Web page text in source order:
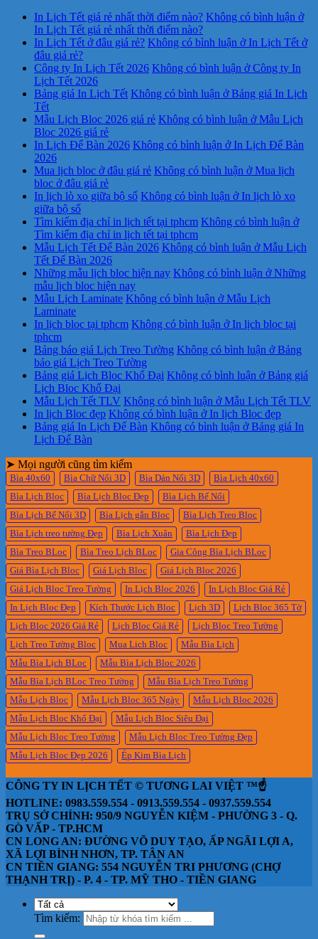
In Lịch Tết giá rẻ nhất thời điểm nào? Không có bình luận ở
In Lịch Tết giá rẻ nhất thời điểm nào?
In Lịch Tết ở đâu giá rẻ? Không có bình luận ở In Lịch Tết ở
đâu giá rẻ?
Công ty In Lịch Tết 2026 Không có bình luận ở Công ty In
Lịch Tết 2026
Bảng giá In Lịch Tết Không có bình luận ở Bảng giá In Lịch
Tết
Mẫu Lịch Bloc 2026 giá rẻ Không có bình luận ở Mẫu Lịch
Bloc 2026 giá rẻ
In Lịch Để Bàn 2026 Không có bình luận ở In Lịch Để Bàn
2026
Mua lịch bloc ở đâu giá rẻ Không có bình luận ở Mua lịch
bloc ở đâu giá rẻ
In lịch lò xo giữa bộ số Không có bình luận ở In lịch lò xo
giữa bộ số
Tìm kiếm địa chỉ in lịch tết tại tphcm Không có bình luận ở
Tìm kiếm địa chỉ in lịch tết tại tphcm
Mẫu Lịch Tết Để Bàn 2026 Không có bình luận ở Mẫu Lịch
Tết Để Bàn 2026
Những mẫu lịch bloc hiện nay Không có bình luận ở Những
mẫu lịch bloc hiện nay
Mẫu Lịch Laminate Không có bình luận ở Mẫu Lịch
Laminate
In lịch bloc tại tphcm Không có bình luận ở In lịch bloc tại
tphcm
Bảng báo giá Lịch Treo Tường Không có bình luận ở Bảng
báo giá Lịch Treo Tường
Bảng giá Lịch Bloc Khổ Đại Không có bình luận ở Bảng giá
Lịch Bloc Khổ Đại
Mẫu Lịch Tết TLV Không có bình luận ở Mẫu Lịch Tết TLV
In lịch Bloc đẹp Không có bình luận ở In lịch Bloc đẹp
Bảng giá In Lịch Để Bàn Không có bình luận ở Bảng giá In
Lịch Để Bàn
➤ Mọi người cũng tìm kiếm
Bìa 40x60 Bìa Chữ Nổi 3D Bìa Dán Nổi 3D
Bìa Lịch 40x60
Bìa Lịch Bloc
Bìa Lịch Bloc Đẹp
Bìa Lịch Bế Nổi
Bìa Lịch Bế Nổi 3D
Bìa Lịch gắn Bloc
Bìa Lịch Treo Bloc
Bìa Lịch treo tường Đẹp
Bìa Lịch Xuân
Bìa Lịch Đẹp
Bìa Treo BLoc
Bìa Treo Lịch BLoc
Gia Công Bìa Lịch BLoc
Giá Bìa Lịch Bloc
Giá Lịch Bloc
Giá Lịch Bloc 2026
Giá Lịch Bloc Treo Tường
In Lịch Bloc 2026
In Lịch Bloc Giá Rẻ
In Lịch Bloc Đẹp
Kích Thước Lịch Bloc Lịch 3D
Lịch Bloc 365 Tờ
Lịch Bloc 2026 Giá Rẻ
Lịch Bloc Giá Rẻ
Lịch Bloc Treo Tường
Lịch Treo Tường Bloc
Mua Lich Bloc
Mẫu Bìa Lịch
Mẫu Bìa Lịch BLoc
Mẫu Bìa Lịch Bloc 2026
Mẫu Bìa Lịch BLoc Treo Tường
Mẫu Bìa Lịch Treo Tường
Mẫu Lịch Bloc
Mẫu Lịch Bloc 365 Ngày
Mẫu Lịch Bloc 2026
Mẫu Lịch Bloc Khổ Đại
Mẫu Lịch Bloc Siêu Đại
Mẫu Lịch Bloc Treo Tường
Mẫu Lịch Bloc Treo Tường Đẹp
Mẫu Lịch Bloc Đẹp 2026
Ép Kim Bìa Lịch
CÔNG TY IN LỊCH TẾT © TƯƠNG LAI VIỆT ™☝️
HOTLINE: 0983.559.554 - 0913.559.554 - 0937.559.554
TRỤ SỞ CHÍNH: 950/9 NGUYỄN KIỆM - PHƯỜNG 3 - Q.
GÒ VẤP - TP.HCM
CN LONG AN: ĐƯỜNG VÕ DUY TẠO, ẤP NGÃI LỢI A,
XÃ LỢI BÌNH NHƠN, TP. TÂN AN
CN TIỀN GIANG: 554 NGUYỄN TRI PHƯƠNG (CHỢ
THẠNH TRỊ) - P. 4 - TP. MỸ THO - TIỀN GIANG
Tìm kiếm: